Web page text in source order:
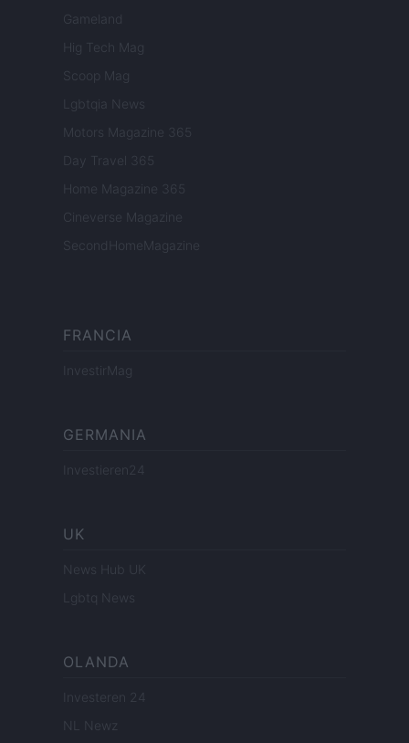
Gameland
Hig Tech Mag
Scoop Mag
Lgbtqia News
Motors Magazine 365
Day Travel 365
Home Magazine 365
Cineverse Magazine
SecondHomeMagazine
FRANCIA
InvestirMag
GERMANIA
Investieren24
UK
News Hub UK
Lgbtq News
OLANDA
Investeren 24
NL Newz